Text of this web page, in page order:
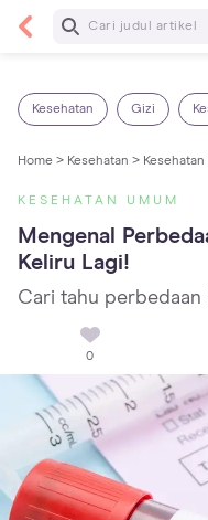
Baca
Kesehatan Gizi
Home > Kesehatan >
KESEHATAN UMUM
Mengenal
Keliru Lagi!
Cari tahu perbedaan
0